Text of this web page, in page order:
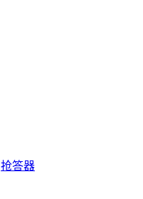
抢答器